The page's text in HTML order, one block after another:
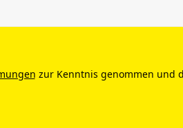
zur Kenntnis genommen und